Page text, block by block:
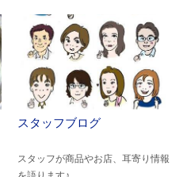
スタッフブログ
スタッフが商品やお店、耳寄り情報